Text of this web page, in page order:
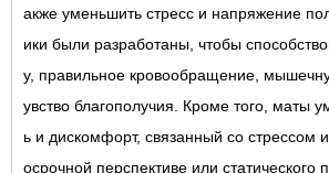
акже уменьшить стресс и напряжение
ики были разработаны, чтобы
у, правильное кровообращение,
увство благополучия. Кроме того, маты
ь и дискомфорт, связанный со стрессом
осрочной перспективе или статического